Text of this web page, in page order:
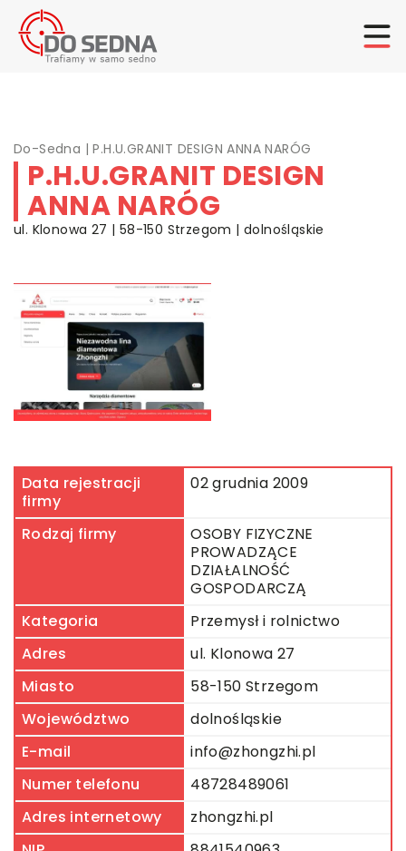
Do-Sedna |P.H.U.GRANIT DESIGN ANNA NARÓG
P.H.U.GRANIT DESIGN
ANNA NARÓG
ul. Klonowa 27 | 58-150 Strzegom | dolnośląskie
Data rejestracji
firmy
02 grudnia 2009
Rodzaj firmy
OSOBY FIZYCZNE
PROWADZĄCE
DZIAŁALNOŚĆ
GOSPODARCZĄ
Kategoria
Przemysł i rolnictwo
Adres
ul. Klonowa 27
Miasto
58-150 Strzegom
Województwo
dolnośląskie
E-mail
info@zhongzhi.pl
Numer telefonu
48728489061
Adres internetowy
zhongzhi.pl